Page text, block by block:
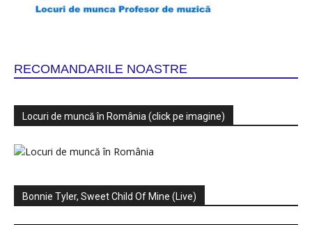
RECOMANDARILE NOASTRE
Locuri de muncă în România (click pe imagine)
Bonnie Tyler, Sweet Child Of Mine (Live)